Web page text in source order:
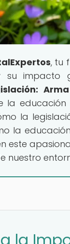
, tu
su impacto
la
la
la
este
nuestro